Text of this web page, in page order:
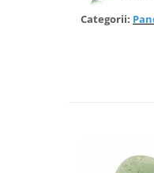
Bijuterii smaraldCategorii: